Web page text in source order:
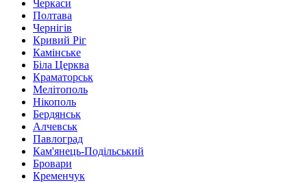
Черкаси
Полтава
Чернігів
Кривий Ріг
Камінське
Біла Церква
Краматорськ
Мелітополь
Нікополь
Бердянськ
Алчевськ
Павлоград
Кам'янець-Подільський
Бровари
Кременчук